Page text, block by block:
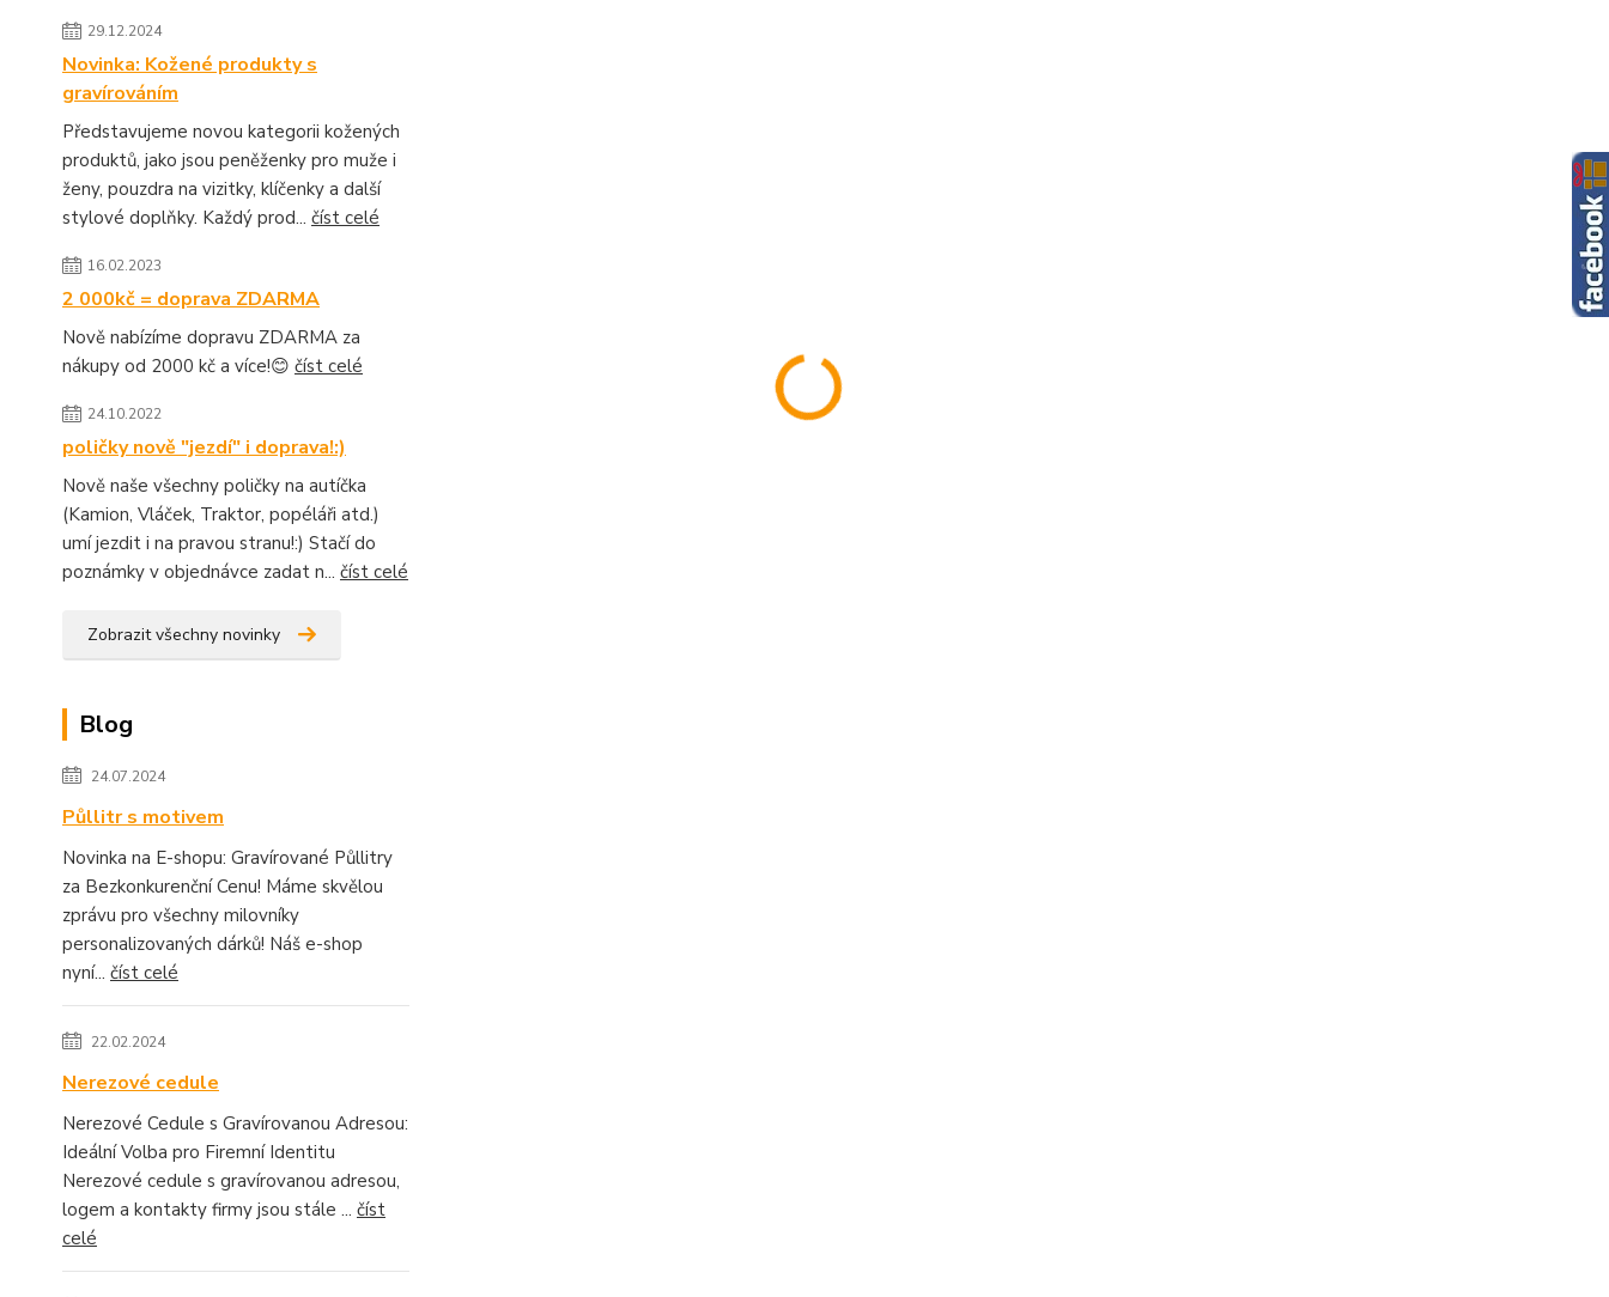
29.12.2024
Novinka: Kožené produkty s
gravírováním
Představujeme novou kategorii kožených
produktů, jako jsou peněženky pro muže i
ženy, pouzdra na vizitky, klíčenky a další
stylové doplňky. Každý prod... číst celé
16.02.2023
2 000kč = doprava ZDARMA
Nově nabízíme dopravu ZDARMA za
nákupy od 2000 kč a více!😊 číst celé
24.10.2022
poličky nově "jezdí" i doprava!:)
Nově naše všechny poličky na autíčka
(Kamion, Vláček, Traktor, popéláři atd.)
umí jezdit i na pravou stranu!:) Stačí do
poznámky v objednávce zadat n... číst celé
Zobrazit všechny novinky
Blog
24.07.2024
Půllitr s motivem
Novinka na E-shopu: Gravírované Půllitry
za Bezkonkurenční Cenu! Máme skvělou
zprávu pro všechny milovníky
personalizovaných dárků! Náš e-shop
nyní... číst celé
22.02.2024
Nerezové cedule
Nerezové Cedule s Gravírovanou Adresou:
Ideální Volba pro Firemní Identitu
Nerezové cedule s gravírovanou adresou,
logem a kontakty firmy jsou stále ... číst
celé